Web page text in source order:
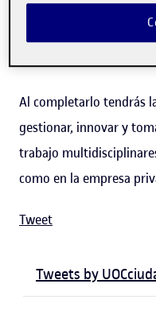
urbana y el derecho a
ciudades más
Al completarlo tendrás
gestionar, innovar y
trabajo
como en la empresa
Tweet
Tweets by